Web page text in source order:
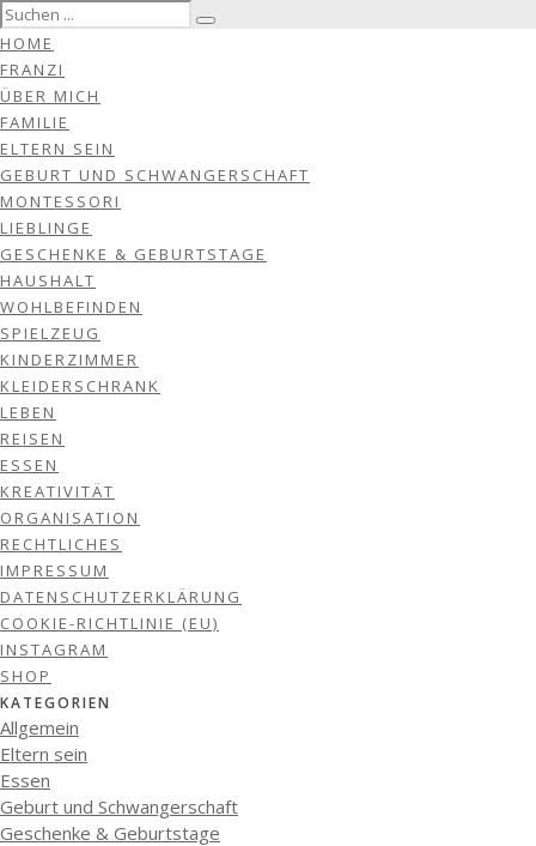
HOME
FRANZI
ÜBER MICH
FAMILIE
ELTERN SEIN
GEBURT UND SCHWANGERSCHAFT
MONTESSORI
LIEBLINGE
GESCHENKE & GEBURTSTAGE
HAUSHALT
WOHLBEFINDEN
SPIELZEUG
KINDERZIMMER
KLEIDERSCHRANK
LEBEN
REISEN
ESSEN
KREATIVITÄT
ORGANISATION
RECHTLICHES
IMPRESSUM
DATENSCHUTZERKLÄRUNG
COOKIE-RICHTLINIE (EU)
INSTAGRAM
SHOP
KATEGORIEN
Allgemein
Eltern sein
Essen
Geburt und Schwangerschaft
Geschenke & Geburtstage